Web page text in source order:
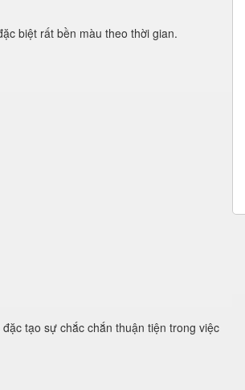
biệt rất bền màu theo thời gian.
tạo sự chắc chắn thuận tiện trong việc